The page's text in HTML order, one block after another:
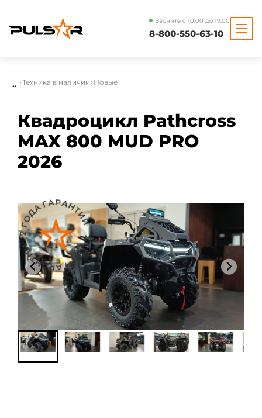
Звоните с 10:00 до 19:00
8-800-550-63-10
... Техника в наличии Новые
Квадроцикл Pathcross
MAX 800 MUD PRO
2026